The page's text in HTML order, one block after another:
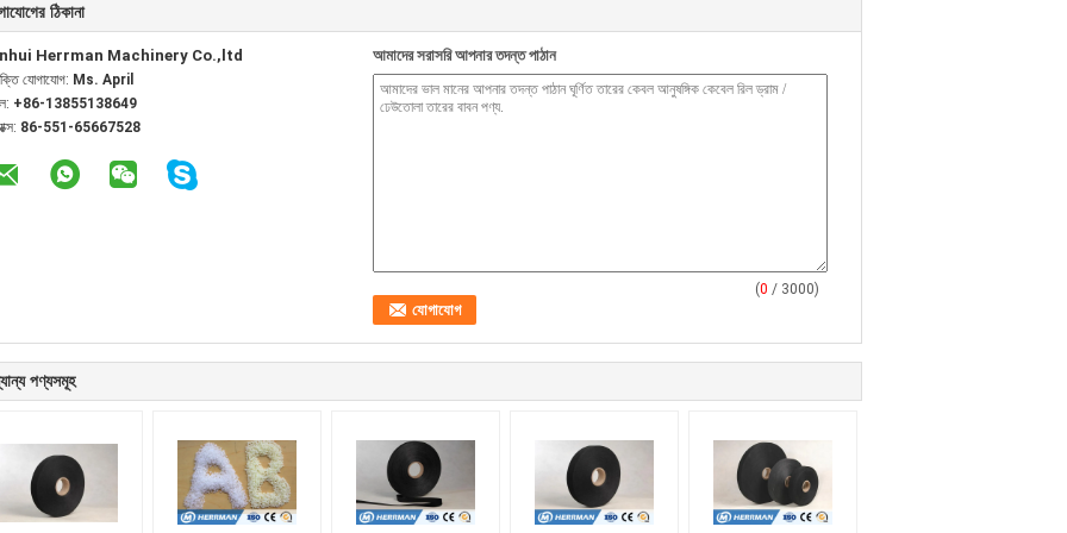
ঠিকানা
Herrman Machinery Co.,ltd
যোগাযোগ: Ms. April
+86-13855138649
86-551-65667528
আমাদের সরাসরি আপনার তদন্ত পাঠান
(0 / 3000)
পণ্যসমূহ